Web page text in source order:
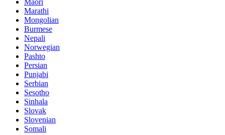
Maori
Marathi
Mongolian
Burmese
Nepali
Norwegian
Pashto
Persian
Punjabi
Serbian
Sesotho
Sinhala
Slovak
Slovenian
Somali